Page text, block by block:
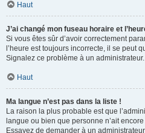
Haut
J’ai changé mon fuseau horaire et
Si vous êtes sûr d’avoir correctement
l’heure est toujours incorrecte, il se peut
Signalez ce problème à un administrateur.
Haut
Ma langue n’est pas dans la liste !
La raison la plus probable est que
langue ou bien que personne n’ait
Essayez de demander à un